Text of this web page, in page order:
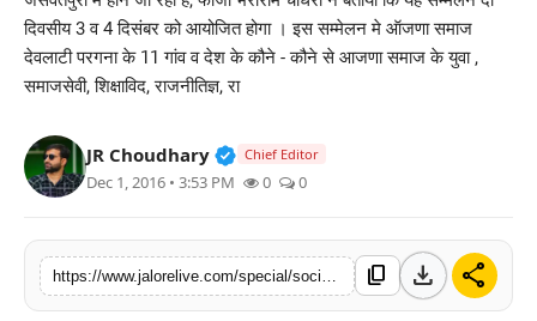
मनोरंजन
विशेष
दिवसीय 3 व 4 दिसंबर को आयोजित होगा । इस सम्मेलन मे ऑजणा समाज
देवलाटी परगना के 11 गांव व देश के कौने - कौने से आजणा समाज के युवा ,
समाजसेवी, शिक्षाविद, राजनीतिज्ञ, रा
JR Choudhary Verified Public Figure • 30 Mar,
Chief Editor
Dec 1, 2016 • 3:53 PM 0 0
content_copy download share